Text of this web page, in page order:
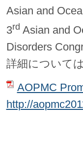
Asian and
3rd Asian and
Disorders
詳細について
AOPMC
http://